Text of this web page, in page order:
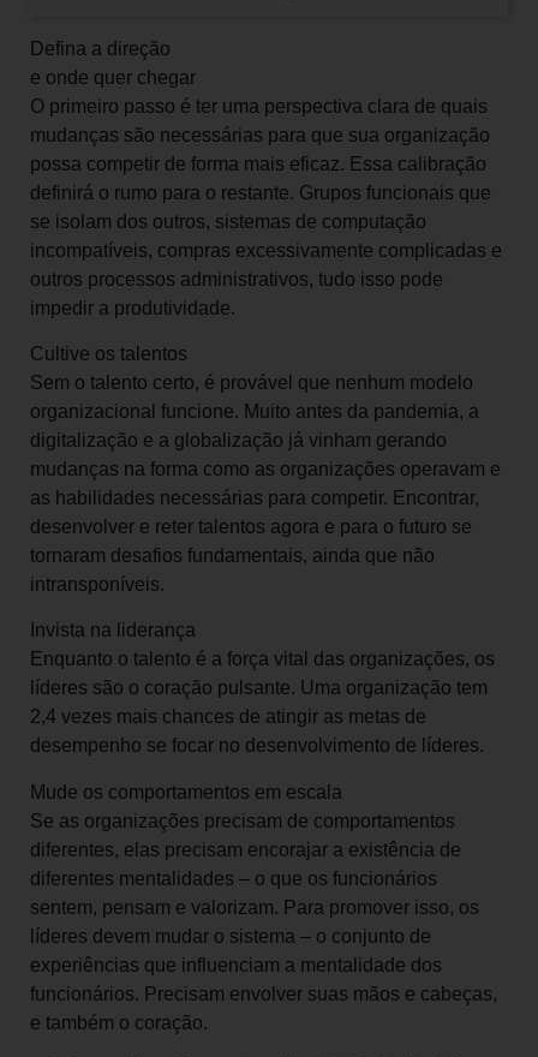
Defina a direção
e onde quer chegar
O primeiro passo é ter uma perspectiva clara de quais
mudanças são necessárias para que sua organização
possa competir de forma mais eficaz. Essa calibração
definirá o rumo para o restante. Grupos funcionais que
se isolam dos outros, sistemas de computação
incompatíveis, compras excessivamente complicadas e
outros processos administrativos, tudo isso pode
impedir a produtividade.
Cultive os talentos
Sem o talento certo, é provável que nenhum modelo
organizacional funcione. Muito antes da pandemia, a
digitalização e a globalização já vinham gerando
mudanças na forma como as organizações operavam e
as habilidades necessárias para competir. Encontrar,
desenvolver e reter talentos agora e para o futuro se
tornaram desafios fundamentais, ainda que não
intransponíveis.
Invista na liderança
Enquanto o talento é a força vital das organizações, os
líderes são o coração pulsante. Uma organização tem
2,4 vezes mais chances de atingir as metas de
desempenho se focar no desenvolvimento de líderes.
Mude os comportamentos em escala
Se as organizações precisam de comportamentos
diferentes, elas precisam encorajar a existência de
diferentes mentalidades – o que os funcionários
sentem, pensam e valorizam. Para promover isso, os
líderes devem mudar o sistema – o conjunto de
experiências que influenciam a mentalidade dos
funcionários. Precisam envolver suas mãos e cabeças,
e também o coração.